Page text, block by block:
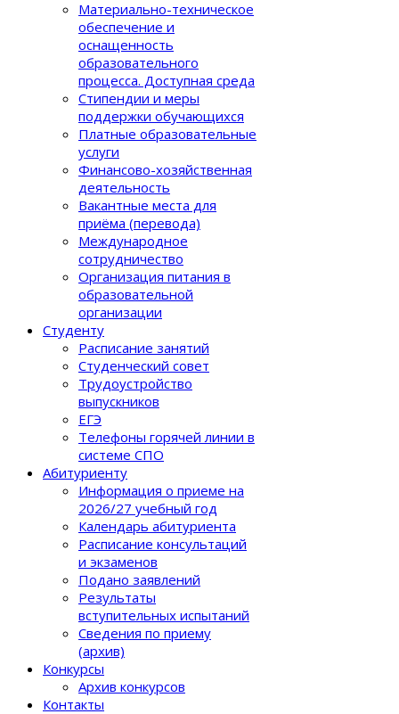
Материально-техническое
обеспечение и
оснащенность
образовательного
процеcса. Доступная среда
Стипендии и меры
поддержки обучающихся
Платные образовательные
услуги
Финансово-хозяйственная
деятельность
Вакантные места для
приёма (перевода)
Международное
сотрудничество
Организация питания в
образовательной
организации
Студенту
Расписание занятий
Студенческий совет
Трудоустройство
выпускников
ЕГЭ
Телефоны горячей линии в
системе СПО
Абитуриенту
Информация о приеме на
2026/27 учебный год
Календарь абитуриента
Расписание консультаций
и экзаменов
Подано заявлений
Результаты
вступительных испытаний
Сведения по приему
(архив)
Конкурсы
Архив конкурсов
Контакты